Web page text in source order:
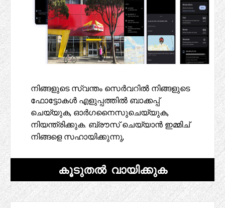
നിങ്ങളുടെ സ്വന്തം സെർവറിൽ നിങ്ങളുടെ
ഫോട്ടോകൾ എളുപ്പത്തിൽ ബാക്കപ്പ്
ചെയ്യുക, ഓർഗനൈസുചെയ്യുക,
നിയന്ത്രിക്കുക. ബ്രൗസ് ചെയ്യാൻ ഇമ്മിച്
നിങ്ങളെ സഹായിക്കുന്നു,
കൂടുതൽ വായിക്കുക